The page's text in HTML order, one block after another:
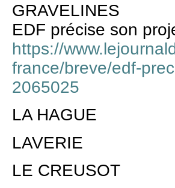
GRAVELINES
EDF précise son
https://
france/breve/edf-
2065025
LA HAGUE
LAVERIE
LE CREUSOT